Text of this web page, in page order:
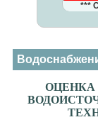
***
В
ОЦЕНКА